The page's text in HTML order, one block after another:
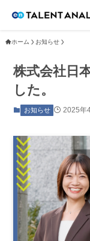
ホーム お知らせ
株式会社日
した。
お知らせ 2025年